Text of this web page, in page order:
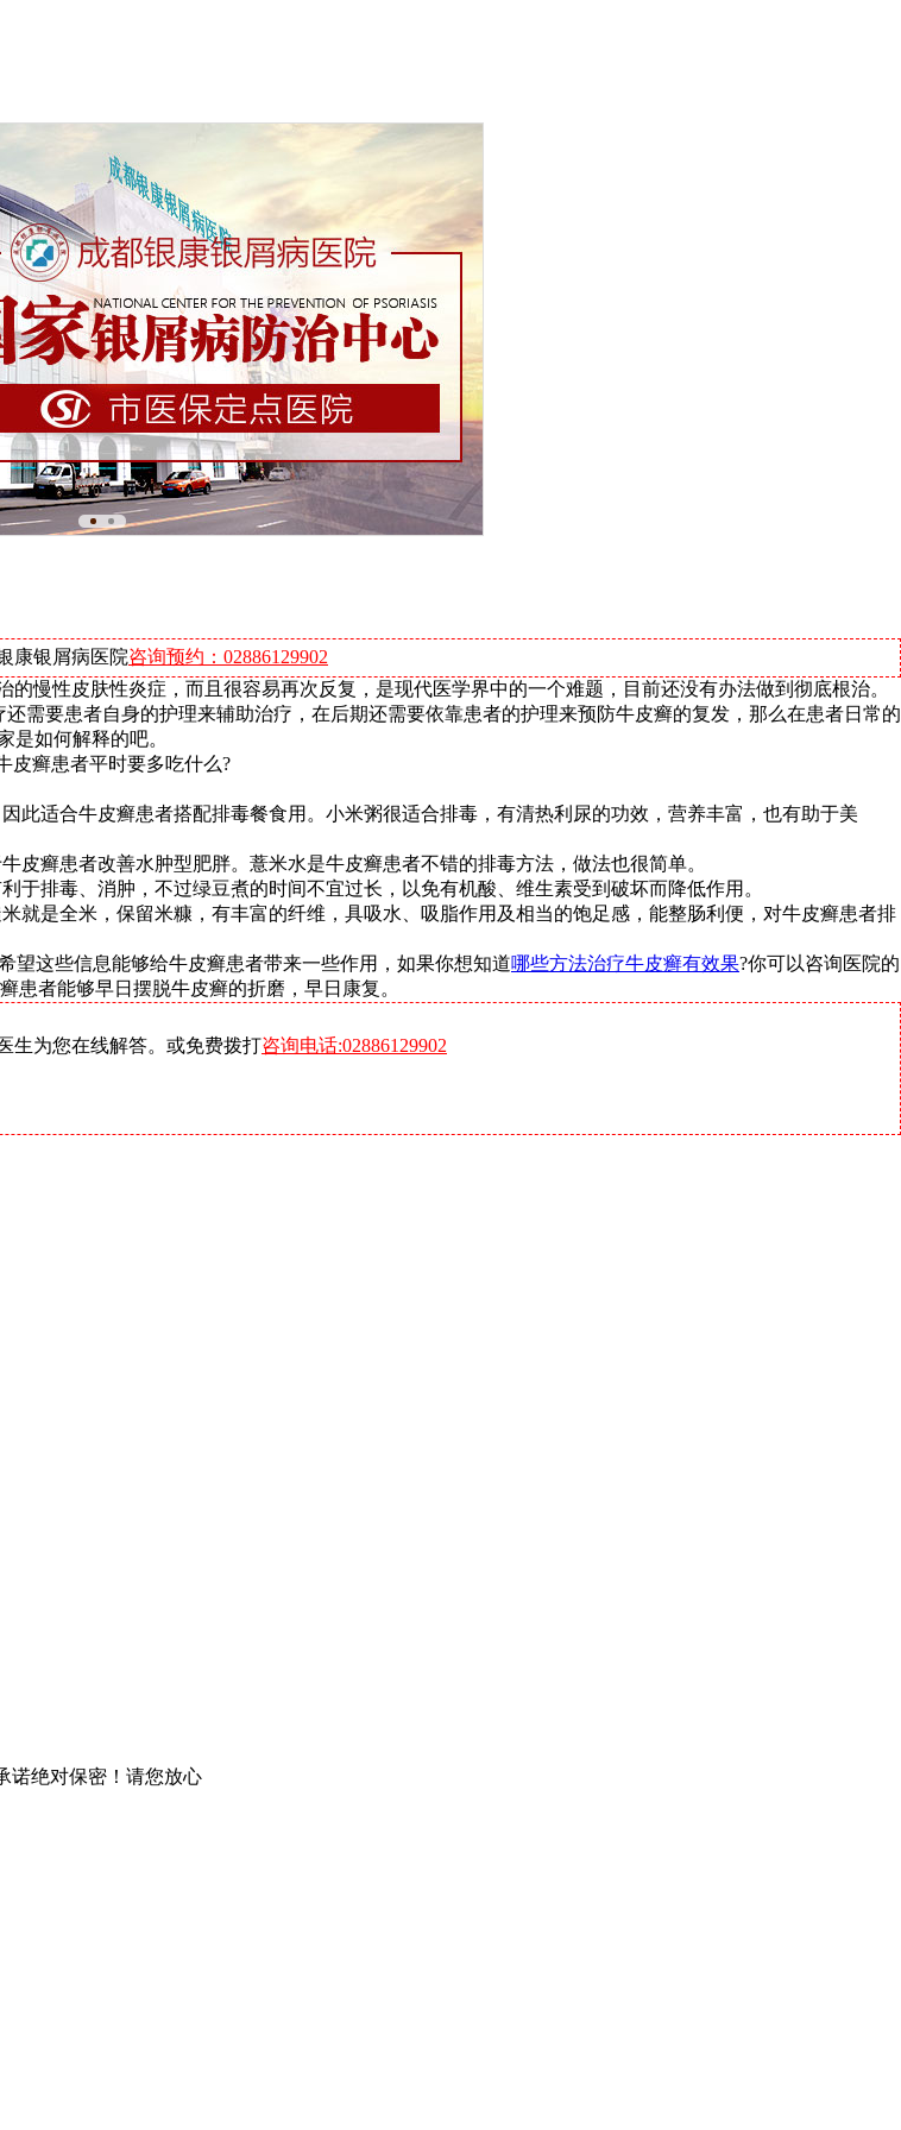
康银屑病医院咨询预约：02886129902
慢性皮肤性炎症，而且很容易再次反复，是现代医学界中的一个难题，目前还没有办法做到彻底根治。
需要患者自身的护理来辅助治疗，在后期还需要依靠患者的护理来预防牛皮癣的复发，那么在患者日常的
是如何解释的吧。
此适合牛皮癣患者搭配排毒餐食用。小米粥很适合排毒，有清热利尿的功效，营养丰富，也有助于美
癣患者改善水肿型肥胖。薏米水是牛皮癣患者不错的排毒方法，做法也很简单。
排毒、消肿，不过绿豆煮的时间不宜过长，以免有机酸、维生素受到破坏而降低作用。
就是全米，保留米糠，有丰富的纤维，具吸水、吸脂作用及相当的饱足感，能整肠利便，对牛皮癣患者排
望这些信息能够给牛皮癣患者带来一些作用，如果你想知道哪些方法治疗牛皮癣有效果?你可以咨询医院的
患者能够早日摆脱牛皮癣的折磨，早日康复。
生为您在线解答。或免费拨打咨询电话:02886129902
诺绝对保密！请您放心